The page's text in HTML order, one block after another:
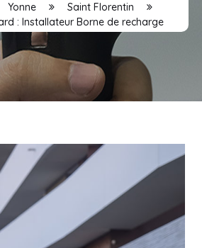
Yonne
Saint Florentin
: Installateur Borne de recharge